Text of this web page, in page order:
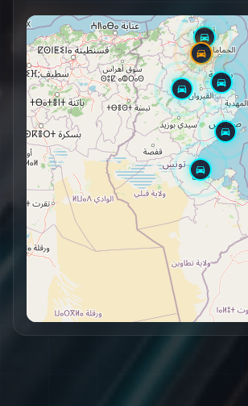
Véhicules Actifs
147
+12 depuis hier